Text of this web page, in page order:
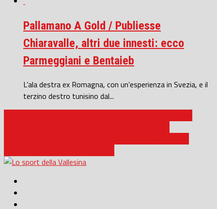
Pallamano A Gold / Publiesse
Chiaravalle, altri due innesti: ecco
Parmeggiani e Bentaieb
L’ala destra ex Romagna, con un’esperienza in Svezia, e il
terzino destro tunisino dal...